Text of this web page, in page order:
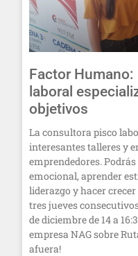
Factor
laboral
objetivos
La consultora pisco
interesantes talleres y
emprendedores.
emocional, aprender
liderazgo y hacer
tres jueves
de diciembre de 14 a
empresa NAG sobre
afuera!